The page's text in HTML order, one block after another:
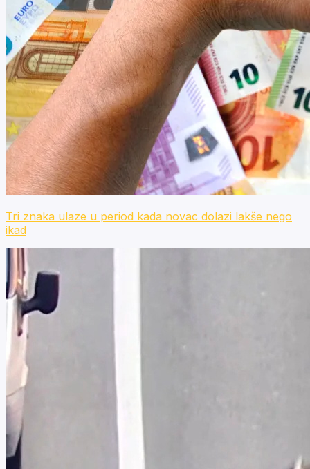
Tri znaka ulaze u period kada novac dolazi lakše nego
ikad